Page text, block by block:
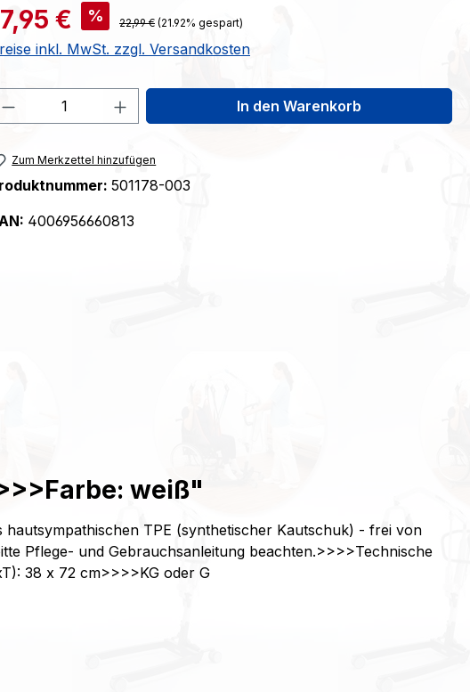
€ % Regulärer Preis:
22,99 € (21.92% gespart)
inkl. MwSt. zzgl. Versandkosten
Produkt Anzahl: Gib den gewünschten Wert
In den Warenkorb
Zum Merkzettel hinzufügen
501178-003
4006956660813
weiß"
TPE (synthetischer Kautschuk) - frei von
Pflege- und Gebrauchsanleitung beachten.>>>>Technische
38 x 72 cm>>>>KG oder G